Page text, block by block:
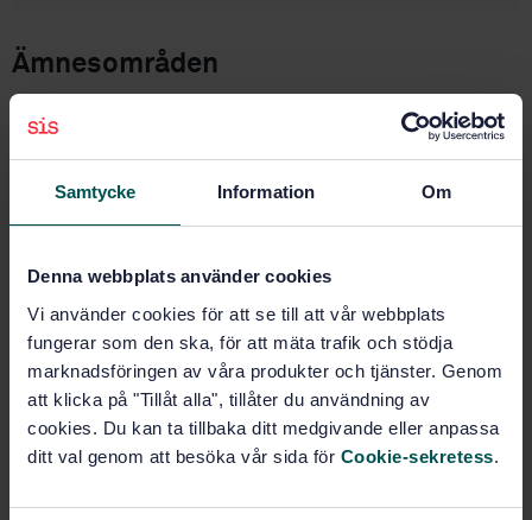
Samtycke Information Om
Denna webbplats använder cookies
Vi använder cookies för att se till att vår webbplats
fungerar som den ska, för att mäta trafik och stödja
marknadsföringen av våra produkter och tjänster. Genom
att klicka på "Tillåt alla", tillåter du användning av
cookies. Du kan ta tillbaka ditt medgivande eller anpassa
ditt val genom att besöka vår sida för Cookie-sekretess.
Ämnesområden
Specialavfall (13.030.30)
STANDARD
SVENSK STANDARD · SS-ISO 22927:2023
Sällsynta jordartsmetaller - Paketering och märkning
(ISO 22927:2021, IDT)
Prenumerera på standarden - Läs mer
Lägg i varukorgen